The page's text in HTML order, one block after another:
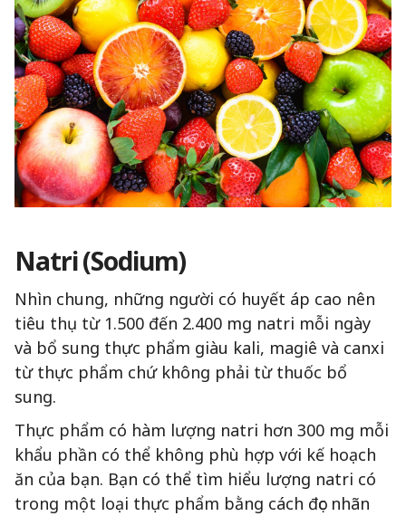
Natri (Sodium)
Nhìn chung, những người có huyết áp cao nên
tiêu thụ từ 1.500 đến 2.400 mg natri mỗi ngày
và bổ sung thực phẩm giàu kali, magiê và canxi
từ thực phẩm chứ không phải từ thuốc bổ
sung.
Thực phẩm có hàm lượng natri hơn 300 mg mỗi
khẩu phần có thể không phù hợp với kế hoạch
ăn của bạn. Bạn có thể tìm hiểu lượng natri có
trong một loại thực phẩm bằng cách đọc nhãn